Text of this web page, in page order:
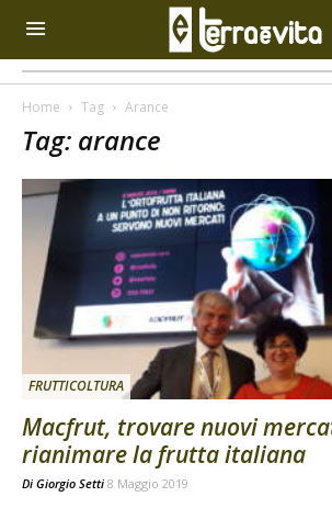
Home Tag Arance
Tag: arance
FRUTTICOLTURA
Macfrut, trovare nuovi
rianimare la frutta italiana
Di Giorgio Setti 8 Maggio 2019